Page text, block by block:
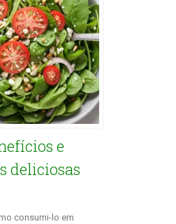
e
deliciosas
consumi-lo em